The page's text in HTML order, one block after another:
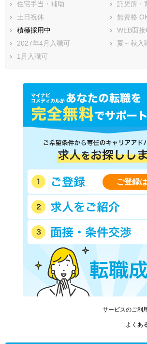
住宅手当・補助
託児所・
土日祝休
無資格
積極採用中
WEB面接
2027年4月入職可
夏～秋入
1月入職可
ご登録
サービスのご利
よくあ